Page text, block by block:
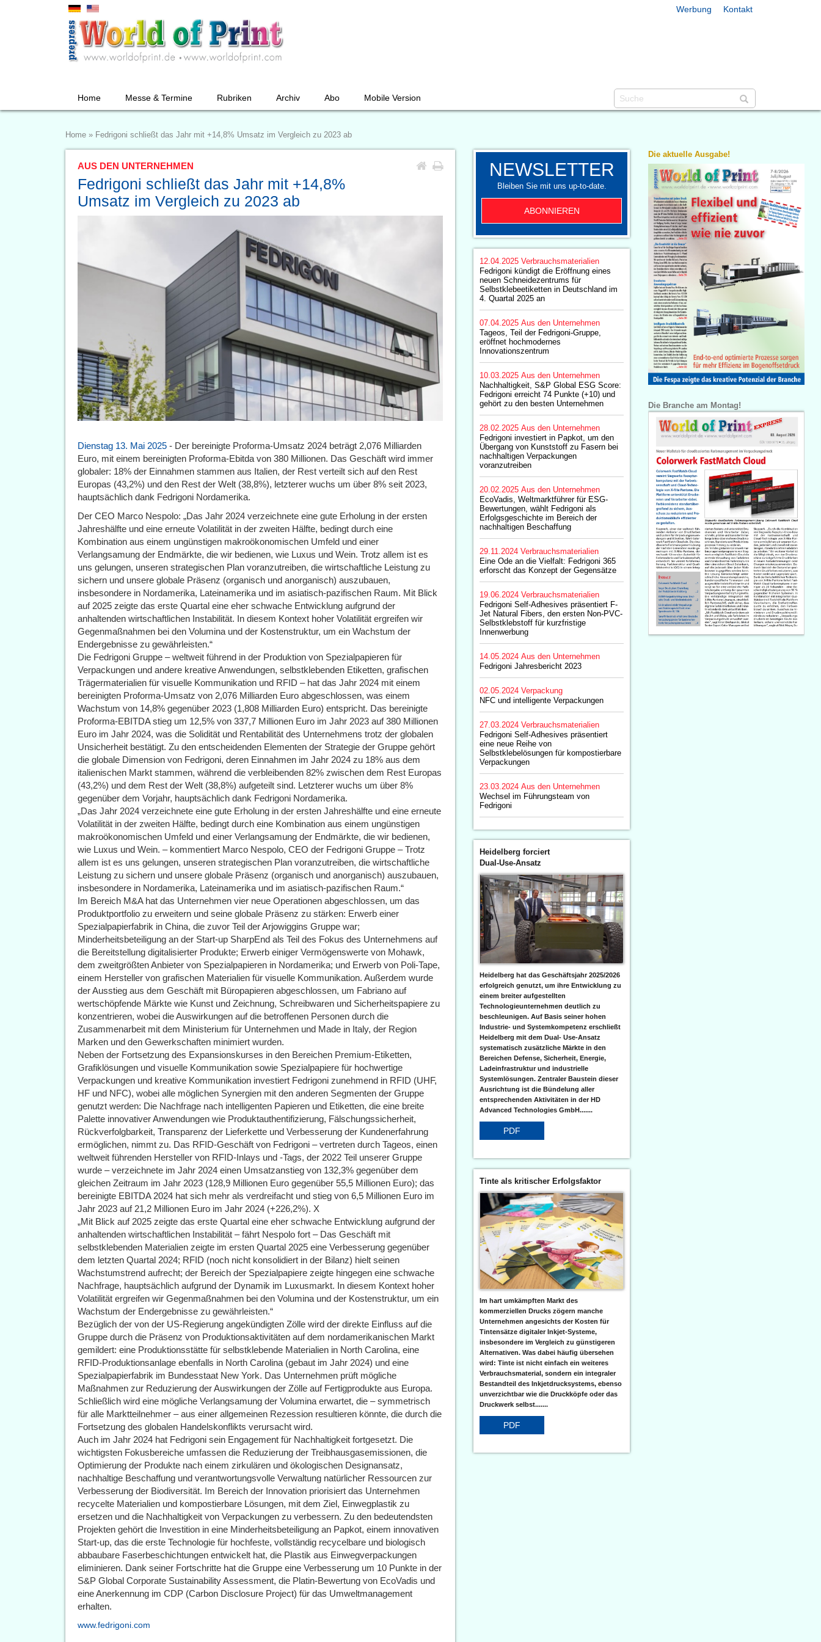
Werbung Kontakt
Home Messe & Termine Rubriken Archiv Abo Mobile Version
Home » Fedrigoni schließt das Jahr mit +14,8% Umsatz im Vergleich zu 2023 ab
AUS DEN UNTERNEHMEN
Fedrigoni schließt das Jahr mit +14,8%
Umsatz im Vergleich zu 2023 ab
Dienstag 13. Mai 2025 - Der bereinigte Proforma-Umsatz 2024 beträgt 2,076 Milliarden
Euro, mit einem bereinigten Proforma-Ebitda von 380 Millionen. Das Geschäft wird immer
globaler: 18% der Einnahmen stammen aus Italien, der Rest verteilt sich auf den Rest
Europas (43,2%) und den Rest der Welt (38,8%), letzterer wuchs um über 8% seit 2023,
hauptsächlich dank Fedrigoni Nordamerika.
Der CEO Marco Nespolo: „Das Jahr 2024 verzeichnete eine gute Erholung in der ersten
Jahreshälfte und eine erneute Volatilität in der zweiten Hälfte, bedingt durch eine
Kombination aus einem ungünstigen makroökonomischen Umfeld und einer
Verlangsamung der Endmärkte, die wir bedienen, wie Luxus und Wein. Trotz allem ist es
uns gelungen, unseren strategischen Plan voranzutreiben, die wirtschaftliche Leistung zu
sichern und unsere globale Präsenz (organisch und anorganisch) auszubauen,
insbesondere in Nordamerika, Lateinamerika und im asiatisch-pazifischen Raum. Mit Blick
auf 2025 zeigte das erste Quartal eine eher schwache Entwicklung aufgrund der
anhaltenden wirtschaftlichen Instabilität. In diesem Kontext hoher Volatilität ergreifen wir
Gegenmaßnahmen bei den Volumina und der Kostenstruktur, um ein Wachstum der
Endergebnisse zu gewährleisten.“
Die Fedrigoni Gruppe – weltweit führend in der Produktion von Spezialpapieren für
Verpackungen und andere kreative Anwendungen, selbstklebenden Etiketten, grafischen
Trägermaterialien für visuelle Kommunikation und RFID – hat das Jahr 2024 mit einem
bereinigten Proforma-Umsatz von 2,076 Milliarden Euro abgeschlossen, was einem
Wachstum von 14,8% gegenüber 2023 (1,808 Milliarden Euro) entspricht. Das bereinigte
Proforma-EBITDA stieg um 12,5% von 337,7 Millionen Euro im Jahr 2023 auf 380 Millionen
Euro im Jahr 2024, was die Solidität und Rentabilität des Unternehmens trotz der globalen
Unsicherheit bestätigt. Zu den entscheidenden Elementen der Strategie der Gruppe gehört
die globale Dimension von Fedrigoni, deren Einnahmen im Jahr 2024 zu 18% aus dem
italienischen Markt stammen, während die verbleibenden 82% zwischen dem Rest Europas
(43,2%) und dem Rest der Welt (38,8%) aufgeteilt sind. Letzterer wuchs um über 8%
gegenüber dem Vorjahr, hauptsächlich dank Fedrigoni Nordamerika.
„Das Jahr 2024 verzeichnete eine gute Erholung in der ersten Jahreshälfte und eine erneute
Volatilität in der zweiten Hälfte, bedingt durch eine Kombination aus einem ungünstigen
makroökonomischen Umfeld und einer Verlangsamung der Endmärkte, die wir bedienen,
wie Luxus und Wein. – kommentiert Marco Nespolo, CEO der Fedrigoni Gruppe – Trotz
allem ist es uns gelungen, unseren strategischen Plan voranzutreiben, die wirtschaftliche
Leistung zu sichern und unsere globale Präsenz (organisch und anorganisch) auszubauen,
insbesondere in Nordamerika, Lateinamerika und im asiatisch-pazifischen Raum.“
Im Bereich M&A hat das Unternehmen vier neue Operationen abgeschlossen, um das
Produktportfolio zu erweitern und seine globale Präsenz zu stärken: Erwerb einer
Spezialpapierfabrik in China, die zuvor Teil der Arjowiggins Gruppe war;
Minderheitsbeteiligung an der Start-up SharpEnd als Teil des Fokus des Unternehmens auf
die Bereitstellung digitalisierter Produkte; Erwerb einiger Vermögenswerte von Mohawk,
dem zweitgrößten Anbieter von Spezialpapieren in Nordamerika; und Erwerb von Poli-Tape,
einem Hersteller von grafischen Materialien für visuelle Kommunikation. Außerdem wurde
der Ausstieg aus dem Geschäft mit Büropapieren abgeschlossen, um Fabriano auf
wertschöpfende Märkte wie Kunst und Zeichnung, Schreibwaren und Sicherheitspapiere zu
konzentrieren, wobei die Auswirkungen auf die betroffenen Personen durch die
Zusammenarbeit mit dem Ministerium für Unternehmen und Made in Italy, der Region
Marken und den Gewerkschaften minimiert wurden.
Neben der Fortsetzung des Expansionskurses in den Bereichen Premium-Etiketten,
Grafiklösungen und visuelle Kommunikation sowie Spezialpapiere für hochwertige
Verpackungen und kreative Kommunikation investiert Fedrigoni zunehmend in RFID (UHF,
HF und NFC), wobei alle möglichen Synergien mit den anderen Segmenten der Gruppe
genutzt werden: Die Nachfrage nach intelligenten Papieren und Etiketten, die eine breite
Palette innovativer Anwendungen wie Produktauthentifizierung, Fälschungssicherheit,
Rückverfolgbarkeit, Transparenz der Lieferkette und Verbesserung der Kundenerfahrung
ermöglichen, nimmt zu. Das RFID-Geschäft von Fedrigoni – vertreten durch Tageos, einen
weltweit führenden Hersteller von RFID-Inlays und -Tags, der 2022 Teil unserer Gruppe
wurde – verzeichnete im Jahr 2024 einen Umsatzanstieg von 132,3% gegenüber dem
gleichen Zeitraum im Jahr 2023 (128,9 Millionen Euro gegenüber 55,5 Millionen Euro); das
bereinigte EBITDA 2024 hat sich mehr als verdreifacht und stieg von 6,5 Millionen Euro im
Jahr 2023 auf 21,2 Millionen Euro im Jahr 2024 (+226,2%). X
„Mit Blick auf 2025 zeigte das erste Quartal eine eher schwache Entwicklung aufgrund der
anhaltenden wirtschaftlichen Instabilität – fährt Nespolo fort – Das Geschäft mit
selbstklebenden Materialien zeigte im ersten Quartal 2025 eine Verbesserung gegenüber
dem letzten Quartal 2024; RFID (noch nicht konsolidiert in der Bilanz) hielt seinen
Wachstumstrend aufrecht; der Bereich der Spezialpapiere zeigte hingegen eine schwache
Nachfrage, hauptsächlich aufgrund der Dynamik im Luxusmarkt. In diesem Kontext hoher
Volatilität ergreifen wir Gegenmaßnahmen bei den Volumina und der Kostenstruktur, um ein
Wachstum der Endergebnisse zu gewährleisten.“
Bezüglich der von der US-Regierung angekündigten Zölle wird der direkte Einfluss auf die
Gruppe durch die Präsenz von Produktionsaktivitäten auf dem nordamerikanischen Markt
gemildert: eine Produktionsstätte für selbstklebende Materialien in North Carolina, eine
RFID-Produktionsanlage ebenfalls in North Carolina (gebaut im Jahr 2024) und eine
Spezialpapierfabrik im Bundesstaat New York. Das Unternehmen prüft mögliche
Maßnahmen zur Reduzierung der Auswirkungen der Zölle auf Fertigprodukte aus Europa.
Schließlich wird eine mögliche Verlangsamung der Volumina erwartet, die – symmetrisch
für alle Marktteilnehmer – aus einer allgemeinen Rezession resultieren könnte, die durch die
Fortsetzung des globalen Handelskonflikts verursacht wird.
Auch im Jahr 2024 hat Fedrigoni sein Engagement für Nachhaltigkeit fortgesetzt. Die
wichtigsten Fokusbereiche umfassen die Reduzierung der Treibhausgasemissionen, die
Optimierung der Produkte nach einem zirkulären und ökologischen Designansatz,
nachhaltige Beschaffung und verantwortungsvolle Verwaltung natürlicher Ressourcen zur
Verbesserung der Biodiversität. Im Bereich der Innovation priorisiert das Unternehmen
recycelte Materialien und kompostierbare Lösungen, mit dem Ziel, Einwegplastik zu
ersetzen und die Nachhaltigkeit von Verpackungen zu verbessern. Zu den bedeutendsten
Projekten gehört die Investition in eine Minderheitsbeteiligung an Papkot, einem innovativen
Start-up, das die erste Technologie für hochfeste, vollständig recycelbare und biologisch
abbaubare Faserbeschichtungen entwickelt hat, die Plastik aus Einwegverpackungen
eliminieren. Dank seiner Fortschritte hat die Gruppe eine Verbesserung um 10 Punkte in der
S&P Global Corporate Sustainability Assessment, die Platin-Bewertung von EcoVadis und
eine Anerkennung im CDP (Carbon Disclosure Project) für das Umweltmanagement
erhalten.
www.fedrigoni.com
NEWSLETTER
Bleiben Sie mit uns up-to-date.
ABONNIEREN
12.04.2025 Verbrauchsmaterialien
Fedrigoni kündigt die Eröffnung eines
neuen Schneidezentrums für
Selbstklebeetiketten in Deutschland im
4. Quartal 2025 an
07.04.2025 Aus den Unternehmen
Tageos, Teil der Fedrigoni-Gruppe,
eröffnet hochmodernes
Innovationszentrum
10.03.2025 Aus den Unternehmen
Nachhaltigkeit, S&P Global ESG Score:
Fedrigoni erreicht 74 Punkte (+10) und
gehört zu den besten Unternehmen
28.02.2025 Aus den Unternehmen
Fedrigoni investiert in Papkot, um den
Übergang von Kunststoff zu Fasern bei
nachhaltigen Verpackungen
voranzutreiben
20.02.2025 Aus den Unternehmen
EcoVadis, Weltmarktführer für ESG-
Bewertungen, wählt Fedrigoni als
Erfolgsgeschichte im Bereich der
nachhaltigen Beschaffung
29.11.2024 Verbrauchsmaterialien
Eine Ode an die Vielfalt: Fedrigoni 365
erforscht das Konzept der Gegensätze
19.06.2024 Verbrauchsmaterialien
Fedrigoni Self-Adhesives präsentiert F-
Jet Natural Fibers, den ersten Non-PVC-
Selbstklebstoff für kurzfristige
Innenwerbung
14.05.2024 Aus den Unternehmen
Fedrigoni Jahresbericht 2023
02.05.2024 Verpackung
NFC und intelligente Verpackungen
27.03.2024 Verbrauchsmaterialien
Fedrigoni Self-Adhesives präsentiert
eine neue Reihe von
Selbstklebelösungen für kompostierbare
Verpackungen
23.03.2024 Aus den Unternehmen
Wechsel im Führungsteam von
Fedrigoni
Heidelberg forciert
Dual-Use-Ansatz
Heidelberg hat das Geschäftsjahr 2025/2026
erfolgreich genutzt, um ihre Entwicklung zu
einem breiter aufgestellten
Technologieunternehmen deutlich zu
beschleunigen. Auf Basis seiner hohen
Industrie- und Systemkompetenz erschließt
Heidelberg mit dem Dual- Use-Ansatz
systematisch zusätzliche Märkte in den
Bereichen Defense, Sicherheit, Energie,
Ladeinfrastruktur und industrielle
Systemlösungen. Zentraler Baustein dieser
Ausrichtung ist die Bündelung aller
entsprechenden Aktivitäten in der HD
Advanced Technologies GmbH.......
PDF
Tinte als kritischer Erfolgsfaktor
Im hart umkämpften Markt des
kommerziellen Drucks zögern manche
Unternehmen angesichts der Kosten für
Tintensätze digitaler Inkjet-Systeme,
insbesondere im Vergleich zu günstigeren
Alternativen. Was dabei häufig übersehen
wird: Tinte ist nicht einfach ein weiteres
Verbrauchsmaterial, sondern ein integraler
Bestandteil des Inkjetdrucksystems, ebenso
unverzichtbar wie die Druckköpfe oder das
Druckwerk selbst.......
PDF
Die aktuelle Ausgabe!
Die Branche am Montag!